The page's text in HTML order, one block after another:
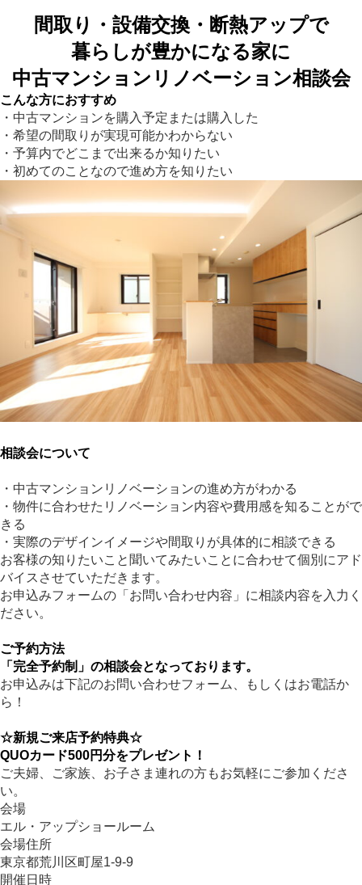
間取り・設備交換・断熱アップで
暮らしが豊かになる家に
中古マンションリノベーション相談会
こんな方におすすめ
・中古マンションを購入予定または購入した
・希望の間取りが実現可能かわからない
・予算内でどこまで出来るか知りたい
・初めてのことなので進め方を知りたい
相談会について
・中古マンションリノベーションの進め方がわかる
・物件に合わせたリノベーション内容や費用感を知ることがで
きる
・実際のデザインイメージや間取りが具体的に相談できる
お客様の知りたいこと聞いてみたいことに合わせて個別にアド
バイスさせていただきます。
お申込みフォームの「お問い合わせ内容」に相談内容を入力く
ださい。
ご予約方法
「完全予約制」 の相談会となっております。
お申込みは下記のお問い合わせフォーム、もしくはお電話か
ら！
☆新規ご来店予約特典☆
QUOカード500円分をプレゼント！
ご夫婦、ご家族、お子さま連れの方もお気軽にご参加くださ
い。
会場
エル・アップショールーム
会場住所
東京都荒川区町屋1-9-9
開催日時